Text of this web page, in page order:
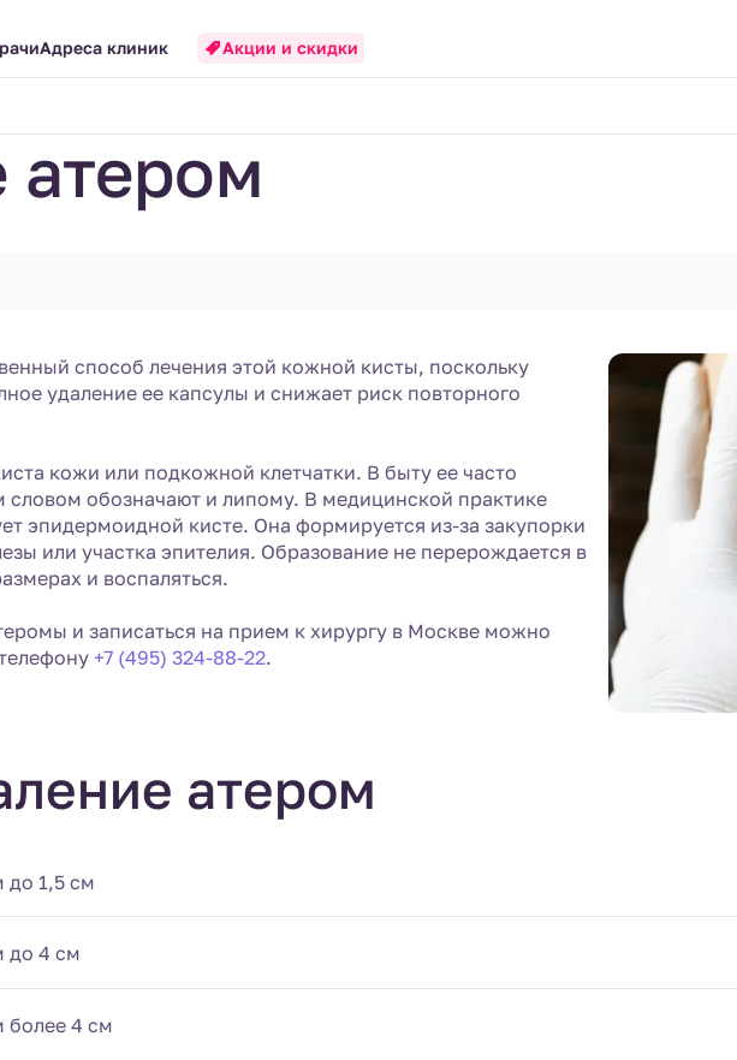
Адреса клиник Акции и скидки
атером
способ лечения этой кожной кисты, поскольку
удаление ее капсулы и снижает риск повторного
кожи или подкожной клетчатки. В быту ее часто
обозначают и липому. В медицинской практике
эпидермоидной кисте. Она формируется из-за закупорки
или участка эпителия. Образование не перерождается в
и воспаляться.
и записаться на прием к хирургу в Москве можно
+7 (495) 324-88-22.
атером
до 1,5 см
до 4 см
более 4 см